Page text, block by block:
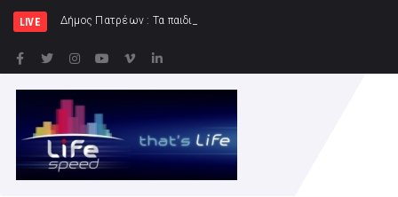
LIVE Δήμος Πατρέων : Τα παιδιά των Ημερήσιων Παιδικών